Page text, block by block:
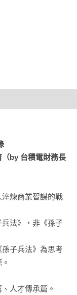
by 台積電財務長
煉商業智謀的戰
法》，非《孫子
子兵法》為思考
人才傳承篇。